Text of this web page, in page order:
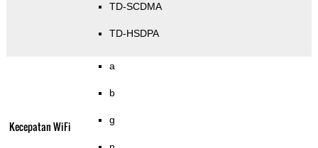
TD-SCDMA
TD-HSDPA
Kecepatan WiFi
a
b
g